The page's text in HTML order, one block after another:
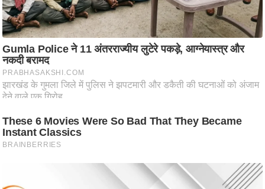
हि
मा
/
ध
र्म
स्थ
ल
व्र
त
त्यो